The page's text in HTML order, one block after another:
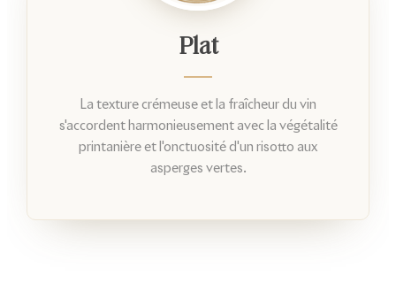
Plat
La texture crémeuse et la fraîcheur du vin
s'accordent harmonieusement avec la végétalité
printanière et l'onctuosité d'un risotto aux
asperges vertes.